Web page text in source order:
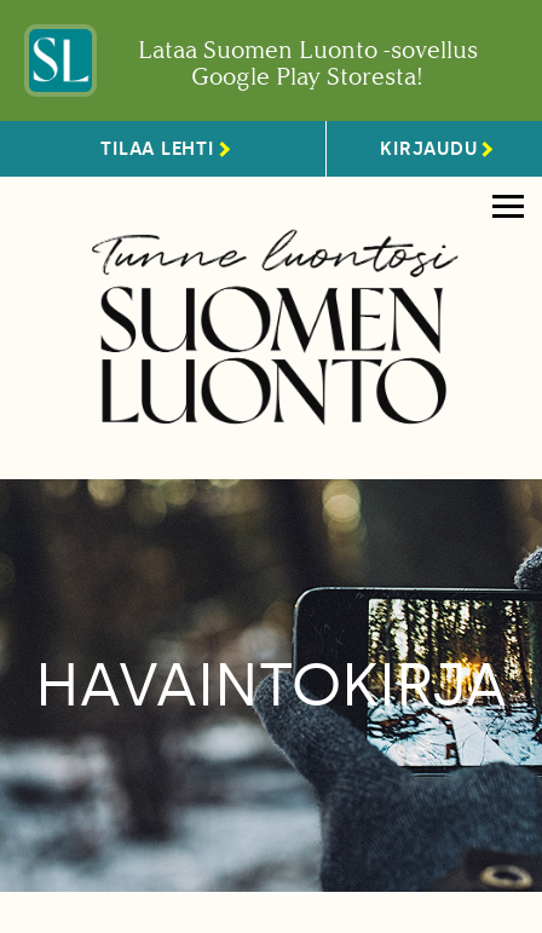
Lataa Suomen Luonto -sovellus
Google Play Storesta!
TILAA LEHTI KIRJAUDU
HAVAINTOKIRJA